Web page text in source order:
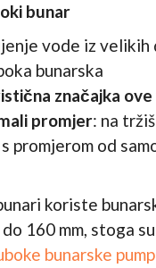
bunar
vode iz velikih
bunarska
značajka
promjer: na
promjerom od
koriste
160 mm, stoga su
bunarske